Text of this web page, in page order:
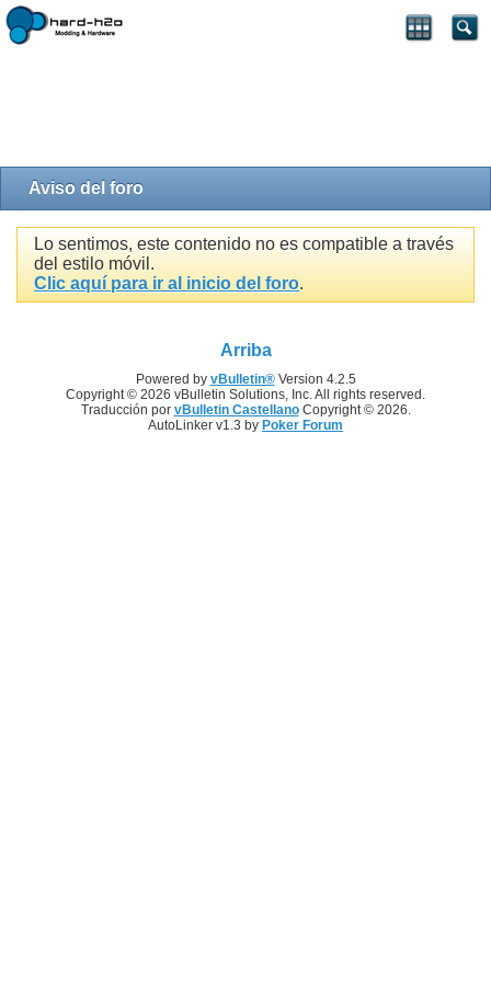
Aviso del foro
Lo sentimos, este contenido no es compatible a través
del estilo móvil.
Clic aquí para ir al inicio del foro.
Arriba
Powered by vBulletin®Version 4.2.5
Copyright © 2026 vBulletin Solutions, Inc. All rights reserved.
Traducción por vBulletin CastellanoCopyright © 2026.
AutoLinker v1.3 by Poker Forum